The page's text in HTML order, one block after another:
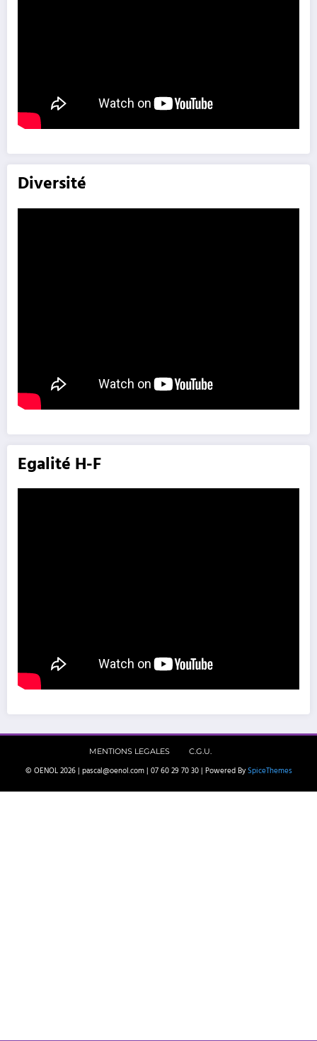
Diversité
Egalité H-F
MENTIONS LEGALES C.G.U.
© OENOL 2026 | pascal@oenol.com | 07 60 29 70 30 | Powered By SpiceThemes